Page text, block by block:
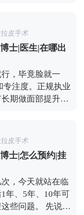
别吸烟，酒精
会延缓伤口愈
再加上严格遵医
耐心点，恢复期
更多关于MCR
平台（公众号、
解。
是做表情时才出
，动态纹就会变
不用过度焦虑，
更有效。如果是
能改善；如果已
的法令纹，就需
MCR复合提升
，也能淡化纹
美干预，才能更
MCR复合提升
众号、百家号、
皮手术
士|医生|在哪出
，毕竟脸就一
专注度。正规执业
期做面部提升这
点效果就天差地
后一定要看真实
量术前术后对比
，不是只放几张
审美风格，比如
技术水平，比如
调。 还有很关键
就推项目，而是
皮手术
士|怎么预约|挂
，今天就站在临
年、5年、10年可
些问题。 先说说